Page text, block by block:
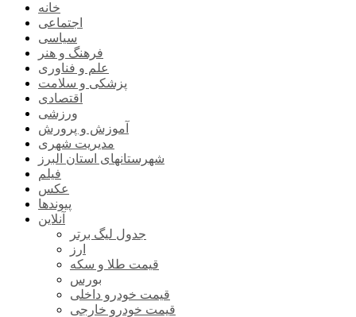
خانه
اجتماعی
سیاسی
فرهنگ و هنر
علم و فناوری
پزشکی و سلامت
اقتصادی
ورزشی
آموزش و پرورش
مدیریت شهری
شهرستانهای استان البرز
فیلم
عکس
پیوندها
آنلاین
جدول لیگ برتر
ارز
قیمت طلا و سکه
بورس
قیمت خودرو داخلی
قیمت خودرو خارجی